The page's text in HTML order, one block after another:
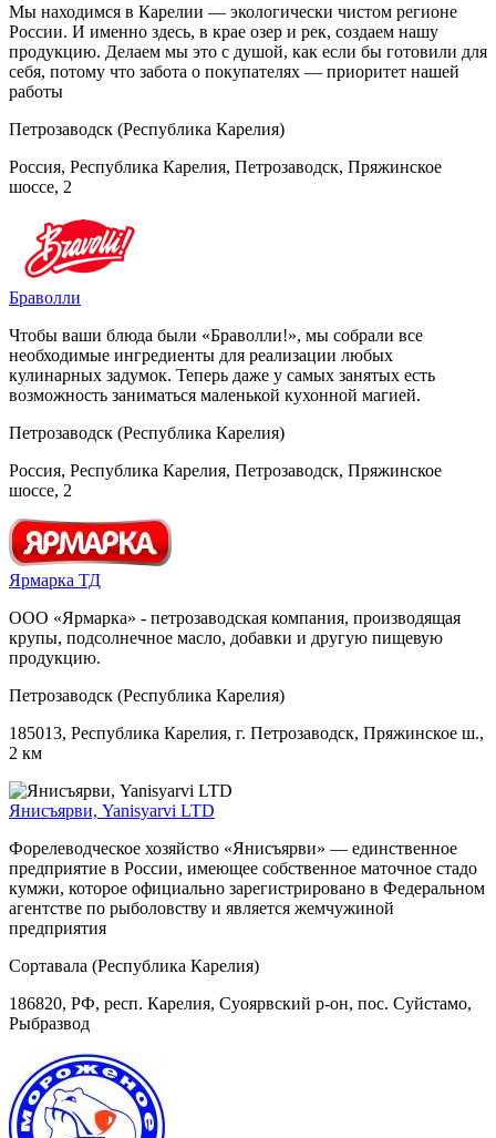
Мы находимся в Карелии — экологически чистом регионе
России. И именно здесь, в крае озер и рек, создаем нашу
продукцию. Делаем мы это с душой, как если бы готовили для
себя, потому что забота о покупателях — приоритет нашей
работы
Петрозаводск (Республика Карелия)
Россия, Республика Карелия, Петрозаводск, Пряжинское
шоссе, 2
Браволли
Чтобы ваши блюда были «Браволли!», мы собрали все
необходимые ингредиенты для реализации любых
кулинарных задумок. Теперь даже у самых занятых есть
возможность заниматься маленькой кухонной магией.
Петрозаводск (Республика Карелия)
Россия, Республика Карелия, Петрозаводск, Пряжинское
шоссе, 2
Ярмарка ТД
ООО «Ярмарка» - петрозаводская компания, производящая
крупы, подсолнечное масло, добавки и другую пищевую
продукцию.
Петрозаводск (Республика Карелия)
185013, Республика Карелия, г. Петрозаводск, Пряжинское ш.,
2 км
Янисъярви, Yanisyarvi LTD
Форелеводческое хозяйство «Янисъярви» — единственное
предприятие в России, имеющее собственное маточное стадо
кумжи, которое официально зарегистрировано в Федеральном
агентстве по рыболовству и является жемчужиной
предприятия
Сортавала (Республика Карелия)
186820, РФ, респ. Карелия, Суоярвский р-он, пос. Суйстамо,
Рыбразвод